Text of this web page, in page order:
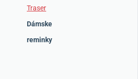
Traser
Dámske
reminky